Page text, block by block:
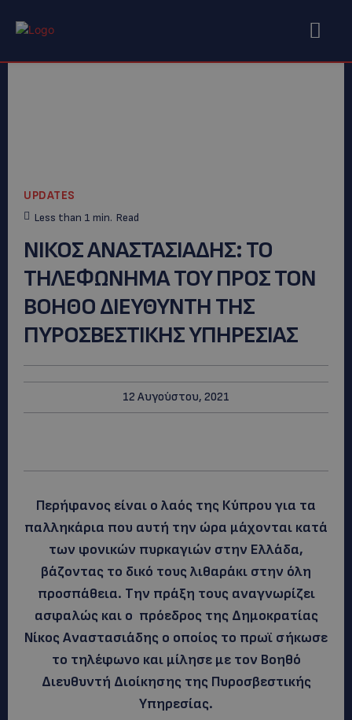
UPDATES
Less than 1 min. Read
ΝΙΚΟΣ ΑΝΑΣΤΑΣΙΑΔΗΣ: ΤΟ
ΤΗΛΕΦΩΝΗΜΑ ΤΟΥ ΠΡΟΣ ΤΟΝ
ΒΟΗΘΟ ΔΙΕΥΘΥΝΤΗ ΤΗΣ
ΠΥΡΟΣΒΕΣΤΙΚΗΣ ΥΠΗΡΕΣΙΑΣ
12 Αυγούστου, 2021
Περήφανος είναι ο λαός της Κύπρου για τα
παλληκάρια που αυτή την ώρα μάχονται κατά
των φονικών πυρκαγιών στην Ελλάδα,
βάζοντας το δικό τους λιθαράκι στην όλη
προσπάθεια. Την πράξη τους αναγνωρίζει
ασφαλώς και ο πρόεδρος της Δημοκρατίας
Νίκος Αναστασιάδης ο οποίος το πρωϊ σήκωσε
το τηλέφωνο και μίλησε με τον Βοηθό
Διευθυντή Διοίκησης της Πυροσβεστικής
Υπηρεσίας.